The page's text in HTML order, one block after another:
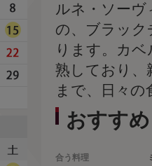
ルネ・ソー
の、ブラック
ります。カ
熟しており、
まで、日々
おすすめ
合う料理